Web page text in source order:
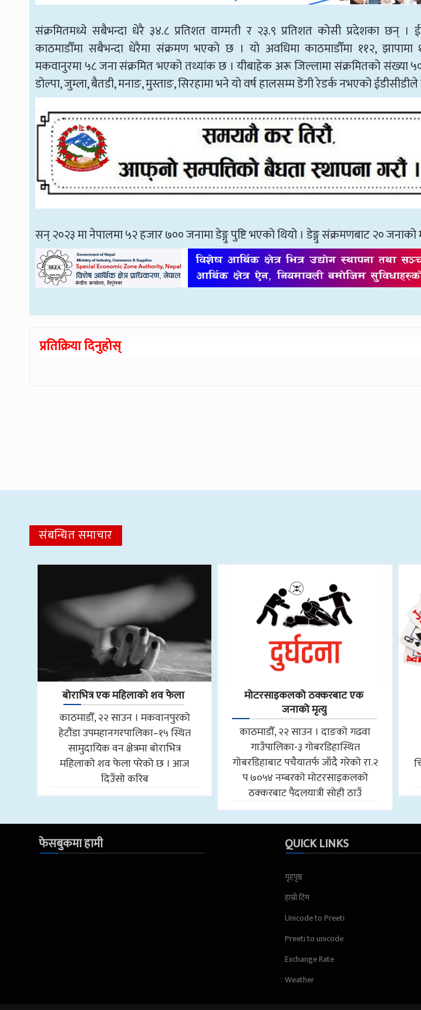
संक्रमितमध्ये सबैभन्दा धेरै ३४.८ प्रतिशत वाग्मती र २३.९ प्रतिशत कोसी प्रदेशका छन् ।
काठमाडौँमा सबैभन्दा धेरैमा संक्रमण भएको छ । यो अवधिमा काठमाडौँमा ११२, झापामा
मकवानुरमा ५८ जना संक्रमित भएको तथ्यांक छ । यीबाहेक अरू जिल्लामा संक्रमितको संख्या
डोल्पा, जुम्ला, बैतडी, मनाङ, मुस्ताङ, सिरहामा भने यो वर्ष हालसम्म डेंगी रेडर्क नभएको
सन् २०२३ मा नेपालमा ५२ हजार ७०० जनामा डेङ्गु पुष्टि भएको थियो । डेङ्गु संक्रमणबाट २० जनाको
प्रतिक्रिया दिनुहोस्
संबन्धित समाचार
बोराभित्र एक महिलाको शव फेला
काठमाडौँ, २२ साउन । मकवानपुरको
हेटौंडा उपमहानगरपालिका–१५ स्थित
सामुदायिक वन क्षेत्रमा बोराभित्र
महिलाको शव फेला परेको छ । आज
दिउँसो करिब
मोटरसाइकलको ठक्करबाट एक
जनाको मृत्यु
काठमाडौँ, २२ साउन । दाङको गढवा
गाउँपालिका-३ गोबरडिहास्थित
गोबरडिहाबाट पचैयातर्फ जाँदै गरेको रा.२
प ७०५४ नम्बरको मोटरसाइकलको
ठक्करबाट पैदलयात्री सोही ठाउँ
फेसबुकमा हामी QUICK LINKS
गृहपृष्ठ
हाम्रो टिम
Unicode to Preeti
Preeti to unicode
Exchange Rate
Weather